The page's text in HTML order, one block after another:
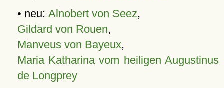
• neu: Alnobert von Seez,
Gildard von Rouen,
Manveus von Bayeux,
Maria Katharina vom heiligen Augustinus
de Longprey